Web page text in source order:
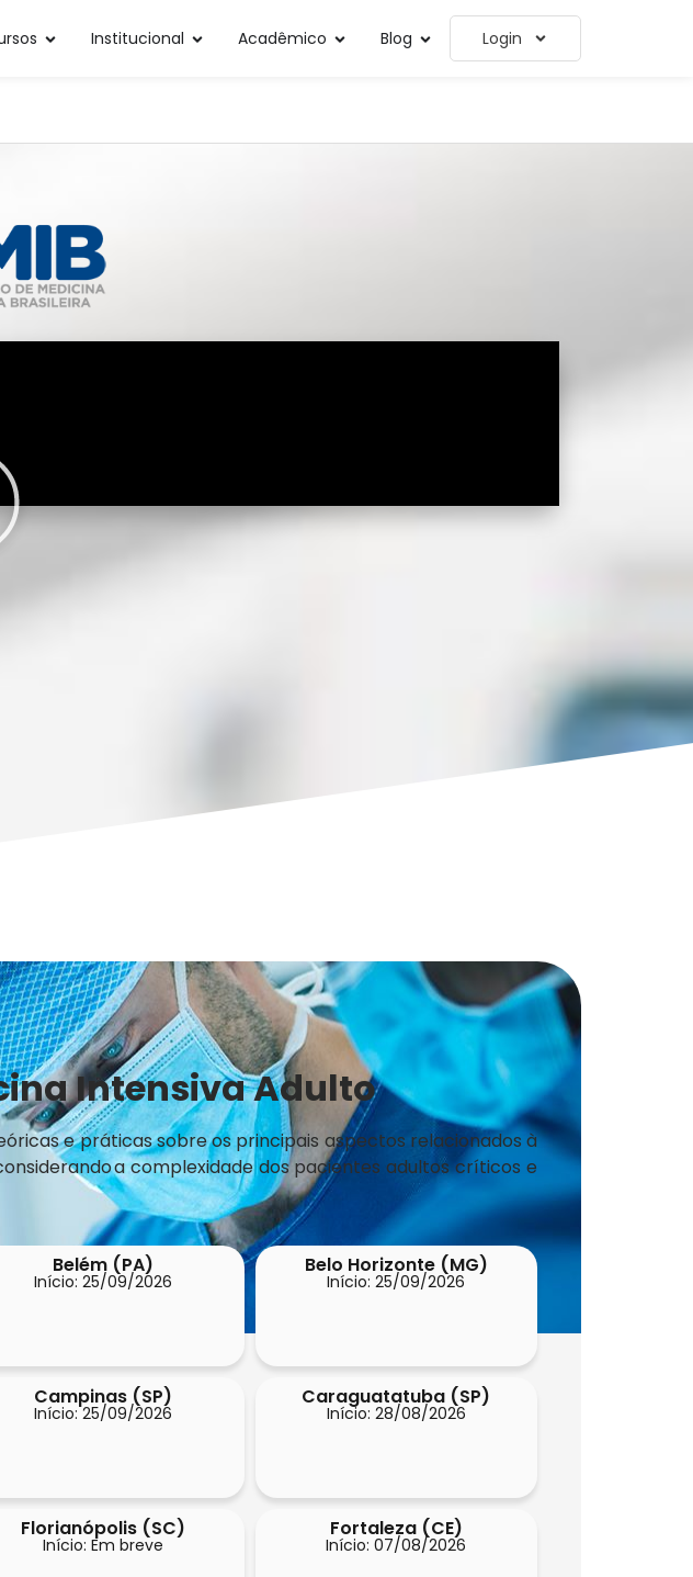
Institucional Acadêmico Blog Login
Intensiva Adulto
e práticas sobre os principais aspectos relacionados à
a complexidade dos pacientes adultos críticos e
Belém (PA)
Início: 25/09/2026
Belo Horizonte (MG)
Início: 25/09/2026
Campinas (SP)
Início: 25/09/2026
Caraguatatuba (SP)
Início: 28/08/2026
Florianópolis (SC)
Início: Em breve
Fortaleza (CE)
Início: 07/08/2026